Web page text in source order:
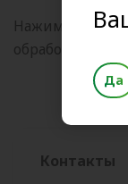
Нажимая на
обработку
Контакты
Да